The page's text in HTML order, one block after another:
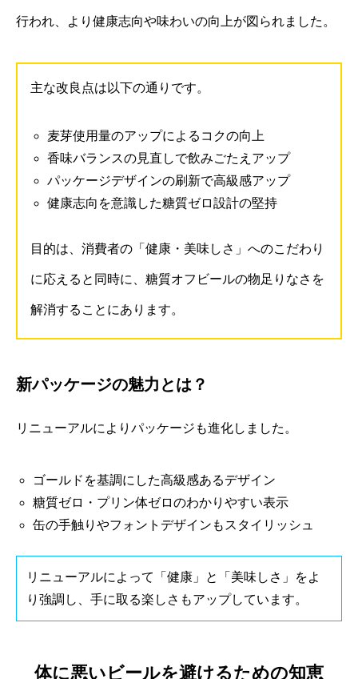
行われ、より健康志向や味わいの向上が図られました。
主な改良点は以下の通りです。
麦芽使用量のアップによるコクの向上
香味バランスの見直しで飲みごたえアップ
パッケージデザインの刷新で高級感アップ
健康志向を意識した糖質ゼロ設計の堅持
目的は、消費者の「健康・美味しさ」へのこだわり
に応えると同時に、糖質オフビールの物足りなさを
解消することにあります。
新パッケージの魅力とは？
リニューアルによりパッケージも進化しました。
ゴールドを基調にした高級感あるデザイン
糖質ゼロ・プリン体ゼロのわかりやすい表示
缶の手触りやフォントデザインもスタイリッシュ
リニューアルによって「健康」と「美味しさ」をよ
り強調し、手に取る楽しさもアップしています。
体に悪いビールを避けるための知恵